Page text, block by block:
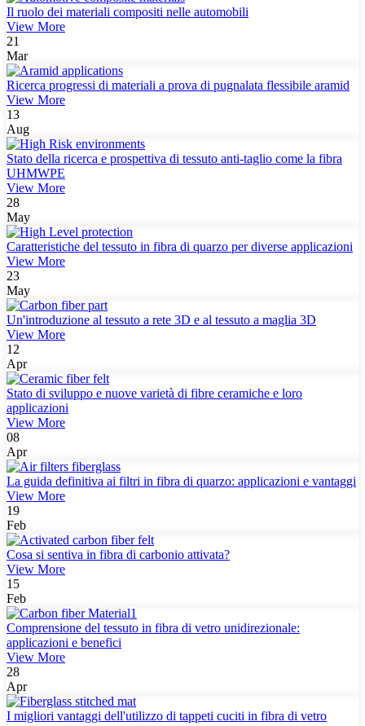
Il ruolo dei materiali compositi nelle automobili
View More
21
Mar
Ricerca progressi di materiali a prova di pugnalata flessibile aramid
View More
13
Aug
Stato della ricerca e prospettiva di tessuto anti-taglio come la fibra
UHMWPE
View More
28
May
Caratteristiche del tessuto in fibra di quarzo per diverse applicazioni
View More
23
May
Un'introduzione al tessuto a rete 3D e al tessuto a maglia 3D
View More
12
Apr
Stato di sviluppo e nuove varietà di fibre ceramiche e loro
applicazioni
View More
08
Apr
La guida definitiva ai filtri in fibra di quarzo: applicazioni e vantaggi
View More
19
Feb
Cosa si sentiva in fibra di carbonio attivata?
View More
15
Feb
Comprensione del tessuto in fibra di vetro unidirezionale:
applicazioni e benefici
View More
28
Apr
I migliori vantaggi dell'utilizzo di tappeti cuciti in fibra di vetro